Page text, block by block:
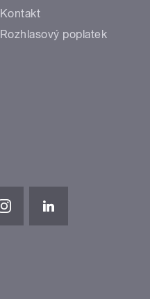
Kontakt
Rozhlasový poplatek